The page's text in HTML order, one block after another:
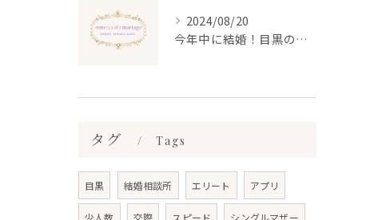
2024/08/20
今年中に結婚！目黒の結婚相談所で理想のお相手を見つける方法
タグ Tags
目黒 結婚相談所 エリート アプリ
少人数 交際 スピード シングルマザー